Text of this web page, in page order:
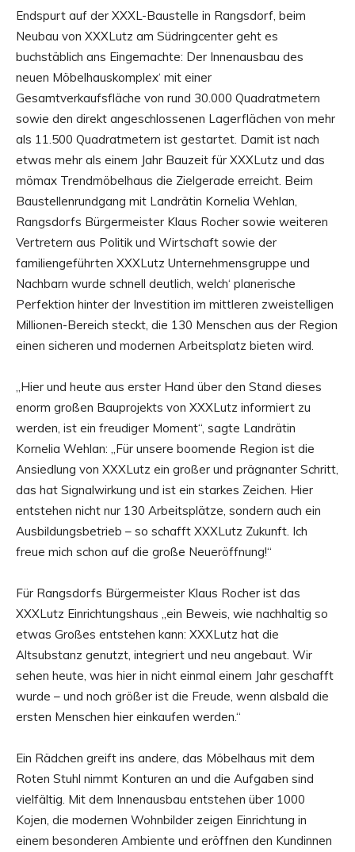
Endspurt auf der XXXL-Baustelle in Rangsdorf, beim
Neubau von XXXLutz am Südringcenter geht es
buchstäblich ans Eingemachte: Der Innenausbau des
neuen Möbelhauskomplex‘ mit einer
Gesamtverkaufsfläche von rund 30.000 Quadratmetern
sowie den direkt angeschlossenen Lagerflächen von mehr
als 11.500 Quadratmetern ist gestartet. Damit ist nach
etwas mehr als einem Jahr Bauzeit für XXXLutz und das
mömax Trendmöbelhaus die Zielgerade erreicht. Beim
Baustellenrundgang mit Landrätin Kornelia Wehlan,
Rangsdorfs Bürgermeister Klaus Rocher sowie weiteren
Vertretern aus Politik und Wirtschaft sowie der
familiengeführten XXXLutz Unternehmensgruppe und
Nachbarn wurde schnell deutlich, welch‘ planerische
Perfektion hinter der Investition im mittleren zweistelligen
Millionen-Bereich steckt, die 130 Menschen aus der Region
einen sicheren und modernen Arbeitsplatz bieten wird.
„Hier und heute aus erster Hand über den Stand dieses
enorm großen Bauprojekts von XXXLutz informiert zu
werden, ist ein freudiger Moment“, sagte Landrätin
Kornelia Wehlan: „Für unsere boomende Region ist die
Ansiedlung von XXXLutz ein großer und prägnanter Schritt,
das hat Signalwirkung und ist ein starkes Zeichen. Hier
entstehen nicht nur 130 Arbeitsplätze, sondern auch ein
Ausbildungsbetrieb – so schafft XXXLutz Zukunft. Ich
freue mich schon auf die große Neueröffnung!“
Für Rangsdorfs Bürgermeister Klaus Rocher ist das
XXXLutz Einrichtungshaus „ein Beweis, wie nachhaltig so
etwas Großes entstehen kann: XXXLutz hat die
Altsubstanz genutzt, integriert und neu angebaut. Wir
sehen heute, was hier in nicht einmal einem Jahr geschafft
wurde – und noch größer ist die Freude, wenn alsbald die
ersten Menschen hier einkaufen werden.“
Ein Rädchen greift ins andere, das Möbelhaus mit dem
Roten Stuhl nimmt Konturen an und die Aufgaben sind
vielfältig. Mit dem Innenausbau entstehen über 1000
Kojen, die modernen Wohnbilder zeigen Einrichtung in
einem besonderen Ambiente und eröffnen den Kundinnen